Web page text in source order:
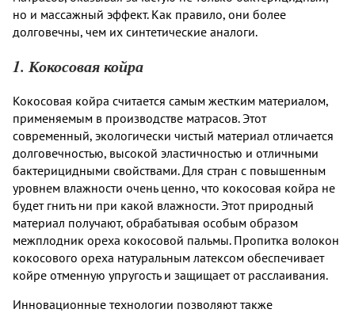
но и массажный эффект. Как правило, они более
долговечны, чем их синтетические аналоги.
1. Кокосовая койра
Кокосовая койра считается самым жестким материалом,
применяемым в производстве матрасов. Этот
современный, экологически чистый материал отличается
долговечностью, высокой эластичностью и отличными
бактерицидными свойствами. Для стран с повышенным
уровнем влажности очень ценно, что кокосовая койра не
будет гнить ни при какой влажности. Этот природный
материал получают, обрабатывая особым образом
межплодник ореха кокосовой пальмы. Пропитка волокон
кокосового ореха натуральным латексом обеспечивает
койре отменную упругость и защищает от расслаивания.
Инновационные технологии позволяют также